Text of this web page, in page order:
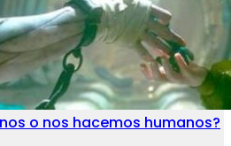
o nos hacemos humanos?